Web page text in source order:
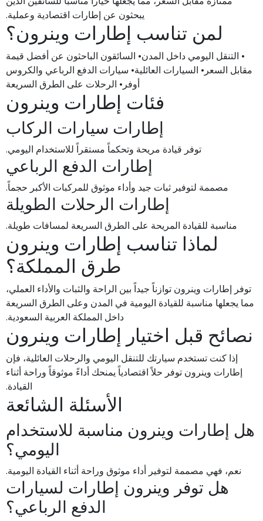
يبحثون عن إطارات اقتصادية وعملية.
لمن تناسب إطارات وينرون؟
• التنقل اليومي داخل المدن• السائقون الباحثون عن أفضل قيمة
مقابل السعر• السيارات العائلية• سيارات الدفع الرباعي والكروس
أوفر• الرحلات على الطرق السريعة
فئات إطارات وينرون
إطارات سيارات الركاب
توفر قيادة مريحة وتحكماً مستقراً للاستخدام اليومي.
إطارات الدفع الرباعي
مصممة لتوفير ثبات جيد وأداء موثوق للمركبات الأكبر حجماً.
إطارات الرحلات الطويلة
مناسبة للقيادة المريحة على الطرق السريعة لمسافات طويلة.
لماذا تناسب إطارات وينرون
طرق المملكة؟
توفر إطارات وينرون توازناً جيداً بين الراحة والثبات والأداء العملي،
مما يجعلها مناسبة للقيادة اليومية في المدن وعلى الطرق السريعة
داخل المملكة العربية السعودية.
نصائح قبل اختيار إطارات وينرون
إذا كنت تستخدم سيارتك للتنقل اليومي والرحلات العائلية، فإن
إطارات وينرون توفر حلاً اقتصادياً يمنحك أداءً موثوقاً وراحة أثناء
القيادة.
الأسئلة الشائعة
هل إطارات وينرون مناسبة للاستخدام
اليومي؟
نعم، فهي مصممة لتوفير أداء موثوق وراحة أثناء القيادة اليومية.
هل توفر وينرون إطارات لسيارات
الدفع الرباعي؟